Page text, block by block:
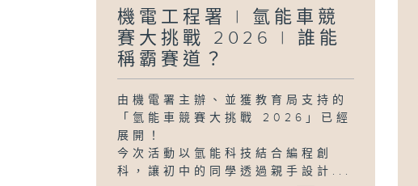
機電工程署 | 氫能車競
賽大挑戰 2026 | 誰能
稱霸賽道？
由機電署主辦、並獲教育局支持的
「氫能車競賽大挑戰 2026」已經
展開！
今次活動以氫能科技結合編程創
科，讓初中的同學透過親手設計...